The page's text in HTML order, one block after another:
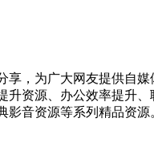
享，为广大网友提供自媒
升资源、办公效率提升、
影音资源等系列精品资源